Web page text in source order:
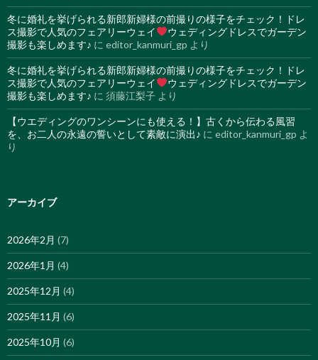
冬に婚礼を挙げられる新郎新婦様の前撮りの様子をチェック！ドレ
ス撮影で人気のフェアリーウェイ
ウェディングドレスでガーデン
撮影も楽しめます♪ に editor_kanmuri_gp より
冬に婚礼を挙げられる新郎新婦様の前撮りの様子をチェック！ドレ
ス撮影で人気のフェアリーウェイ
ウェディングドレスでガーデン
撮影も楽しめます♪ に 須藤江梨子 より
【ウエディングのワンシーンにも使える！】古くから伝わる風習
を、お二人の永遠の誓いとして素敵に演出♪ に editor_kanmuri_gp よ
り
アーカイブ
2026年2月 (7)
2026年1月 (4)
2025年12月 (4)
2025年11月 (6)
2025年10月 (6)